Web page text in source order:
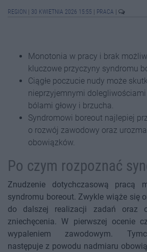
REGION 30 KWIETNIA 2026 15:55 PRACA
Monotonia w pracy i brak
kluczowe przyczyny syndromu
Ciągłe poczucie nudy może
nieprzyjemnymi
bólami głowy i brzucha.
Syndromowi boreout najlepiej
o rozwój zawodowy oraz
obowiązków.
Po czym rozpoznać
Znudzenie dotychczasową pracą
syndromu boreout. Zwykle wiąże się
do dalszej realizacji zadań oraz
zniechęcenia. W pierwszej ocenie
wypaleniem zawodowym.
następuje z powodu nadmiaru